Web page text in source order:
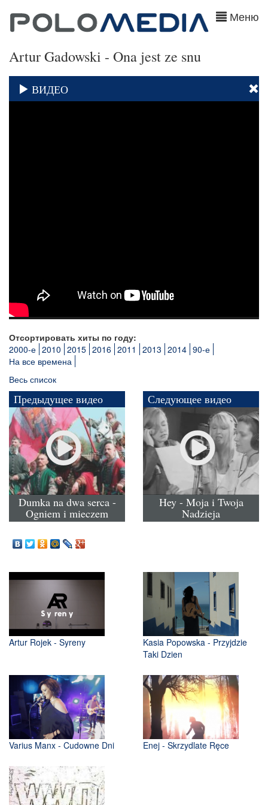
Меню
Artur Gadowski - Ona jest ze snu
ВИДЕО
Отсортировать хиты по году:
2000-е 2010 2015 2016 2011 2013 2014 90-е
На все времена
Весь список
Предыдущее видео
Dumka na dwa serca -
Ogniem i mieczem
Следующее видео
Hey - Moja i Twoja
Nadzieja
Artur Rojek - Syreny
Kasia Popowska - Przyjdzie
Taki Dzien
Varius Manx - Cudowne Dni Enej - Skrzydlate Ręce